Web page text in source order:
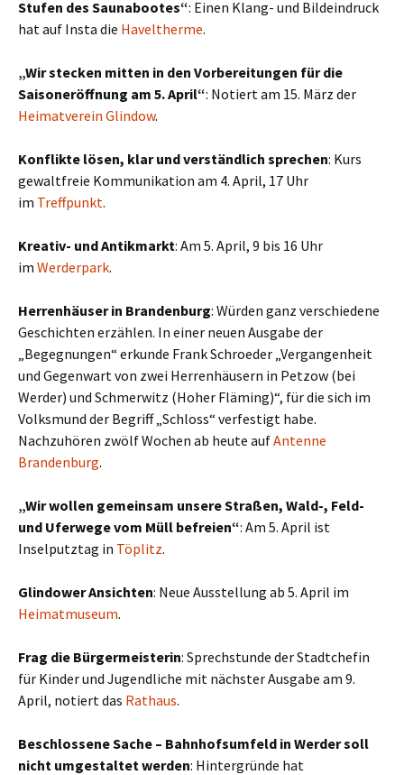
Stufen des Saunabootes“: Einen Klang- und Bildeindruck
hat auf Insta die Haveltherme.
„Wir stecken mitten in den Vorbereitungen für die
Saisoneröffnung am 5. April“: Notiert am 15. März der
Heimatverein Glindow.
Konflikte lösen, klar und verständlich sprechen: Kurs
gewaltfreie Kommunikation am 4. April, 17 Uhr
im Treffpunkt.
Kreativ- und Antikmarkt: Am 5. April, 9 bis 16 Uhr
im Werderpark.
Herrenhäuser in Brandenburg: Würden ganz verschiedene
Geschichten erzählen. In einer neuen Ausgabe der
„Begegnungen“ erkunde Frank Schroeder „Vergangenheit
und Gegenwart von zwei Herrenhäusern in Petzow (bei
Werder) und Schmerwitz (Hoher Fläming)“, für die sich im
Volksmund der Begriff „Schloss“ verfestigt habe.
Nachzuhören zwölf Wochen ab heute aufAntenne
Brandenburg.
„Wir wollen gemeinsam unsere Straßen, Wald-, Feld-
und Uferwege vom Müll befreien“: Am 5. April ist
Inselputztag in Töplitz.
Glindower Ansichten: Neue Ausstellung ab 5. April im
Heimatmuseum.
Frag die Bürgermeisterin: Sprechstunde der Stadtchefin
für Kinder und Jugendliche mit nächster Ausgabe am 9.
April, notiert das Rathaus.
Beschlossene Sache – Bahnhofsumfeld in Werder soll
nicht umgestaltet werden: Hintergründe hat